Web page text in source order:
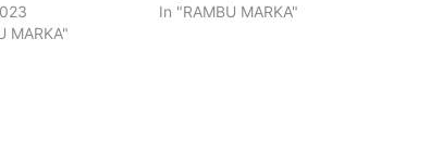
MARKA"
In "RAMBU MARKA"